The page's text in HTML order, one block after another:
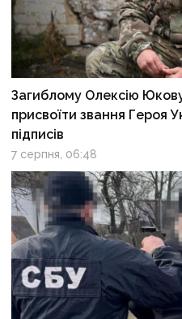
Загиблому Олексію
присвоїти звання Героя
підписів
7 серпня, 06:48